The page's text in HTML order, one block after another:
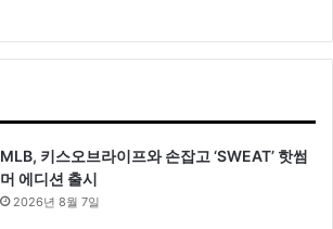
MLB, 키스오브라이프와 손잡고 ‘SWEAT’ 핫썸
머 에디션 출시
2026년 8월 7일